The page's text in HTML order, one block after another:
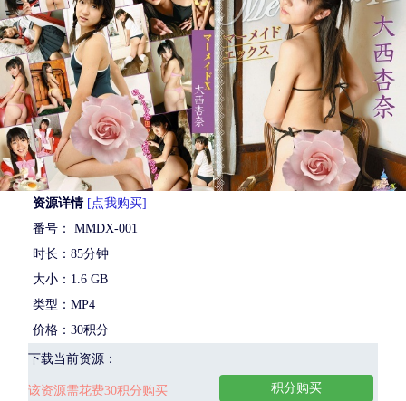
资源详情 [点我购买]
番号： MMDX-001
时长：85分钟
大小：1.6 GB
类型：MP4
价格：30积分
下载当前资源：
该资源需花费30积分购买 积分购买